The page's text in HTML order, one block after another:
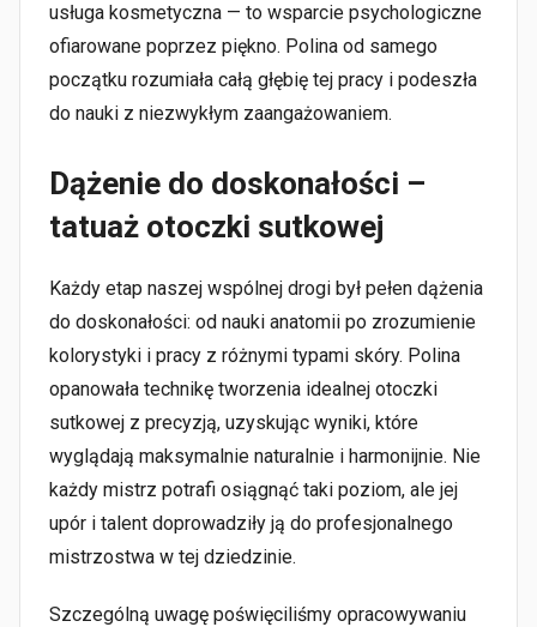
usługa kosmetyczna — to wsparcie psychologiczne
ofiarowane poprzez piękno. Polina od samego
początku rozumiała całą głębię tej pracy i podeszła
do nauki z niezwykłym zaangażowaniem.
Dążenie do doskonałości –
tatuaż otoczki sutkowej
Każdy etap naszej wspólnej drogi był pełen dążenia
do doskonałości: od nauki anatomii po zrozumienie
kolorystyki i pracy z różnymi typami skóry. Polina
opanowała technikę tworzenia idealnej otoczki
sutkowej z precyzją, uzyskując wyniki, które
wyglądają maksymalnie naturalnie i harmonijnie. Nie
każdy mistrz potrafi osiągnąć taki poziom, ale jej
upór i talent doprowadziły ją do profesjonalnego
mistrzostwa w tej dziedzinie.
Szczególną uwagę poświęciliśmy opracowywaniu